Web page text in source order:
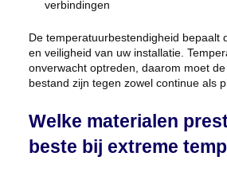
verbindingen
De temperatuurbestendigheid bepaalt
en veiligheid van uw installatie.
onverwacht optreden, daarom moet
bestand zijn tegen zowel continue als
Welke materialen
beste bij extreme